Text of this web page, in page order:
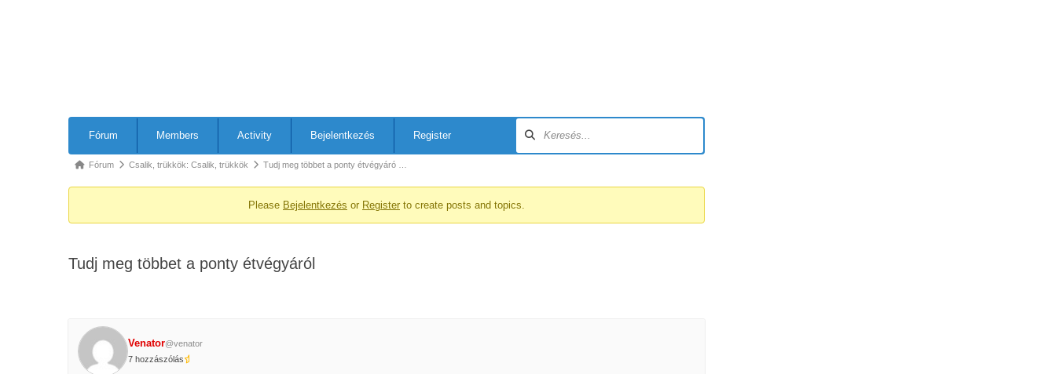
Navigation
Fórum Members Activity Bejelentkezés Register
Forum
You
here:
Fórum Csalik, trükkök: Csalik, trükkök Tudj meg többet a ponty étvégyáró …
Please Bejelentkezés or Register to create posts and topics.
Tudj meg többet a ponty étvégyáról
Venator@venator
7 hozzászólás